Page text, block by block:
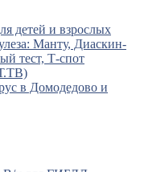
детей и взрослых
Манту, Диаскин-
тест, Т-спот
в Домодедово и